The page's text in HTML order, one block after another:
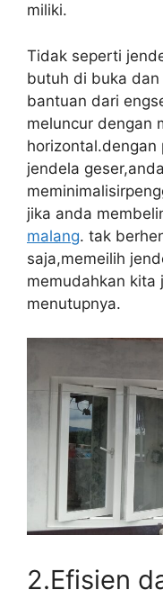
miliki.
Tidak seperti
butuh di buka
bantuan dari
meluncur dengan
horizontal.dengan
jendela
jika anda
malang. tak
saja,memeilih
memudahkan kita
menutupnya.
2.Efisien